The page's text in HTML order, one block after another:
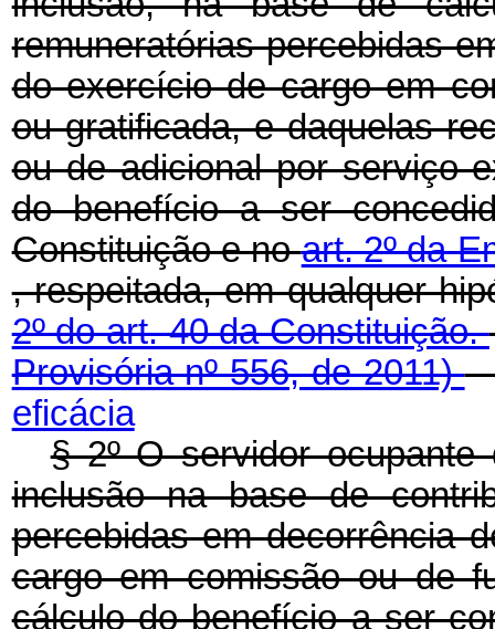
remuneratórias percebidas
do exercício de cargo em
ou gratificada, e daquelas
ou de adicional por serviço
do benefício a ser
Constituição e noart. 2º da
, respeitada, em qualquer
2º do art. 40 da Constituição.
Provisória nº 556, de 2011)
eficácia
§ 2º O servidor
inclusão na base de
percebidas em decorrência
cargo em comissão ou de
cálculo do benefício a ser